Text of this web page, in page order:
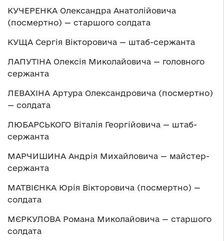
КУЧЕРЕНКА Олександра Анатолійовича
(посмертно) — старшого солдата
КУЩА Сергія Вікторовича — штаб-сержанта
ЛАПУТІНА Олексія Миколайовича — головного
сержанта
ЛЕВАХІНА Артура Олександровича (посмертно)
— солдата
ЛЮБАРСЬКОГО Віталія Георгійовича — штаб-
сержанта
МАРЧИШИНА Андрія Михайловича — майстер-
сержанта
МАТВІЄНКА Юрія Вікторовича (посмертно) —
солдата
МЄРКУЛОВА Романа Миколайовича — старшого
солдата